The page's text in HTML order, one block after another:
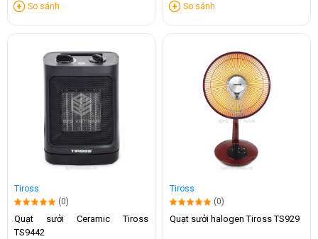
So sánh So sánh
Tiross
(0)
Quạt sưởi Ceramic Tiross
TS9442
Tiross
(0)
Quạt sưởi halogen Tiross TS929